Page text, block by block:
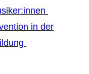
in der